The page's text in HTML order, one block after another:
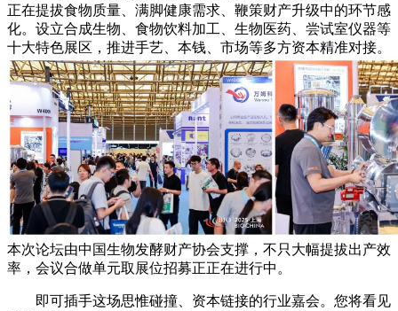
正在提拔食物质量、满脚健康需求、鞭策财产升级中的环节感
化。设立合成生物、食物饮料加工、生物医药、尝试室仪器等
十大特色展区，推进手艺、本钱、市场等多方资本精准对接。
本次论坛由中国生物发酵财产协会支撑，不只大幅提拔出产效
率，会议合做单元取展位招募正正在进行中。
即可插手这场思惟碰撞、资本链接的行业嘉会。您将看见